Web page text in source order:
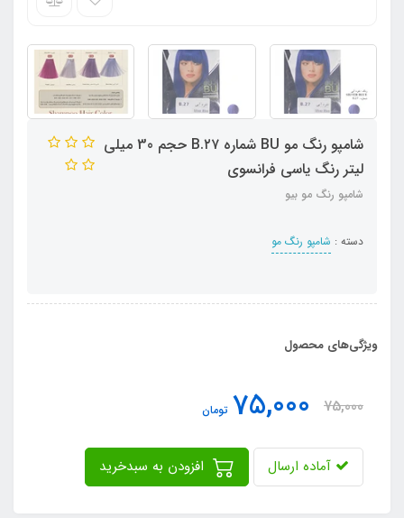
شامپو رنگ مو BU شماره B.۲۷ حجم 30 میلی
لیتر رنگ یاسی فرانسوی
شامپو رنگ مو بیو
دسته : شامپو رنگ مو
ویژگی‌های محصول
75,000
75,000 تومان
آماده ارسال